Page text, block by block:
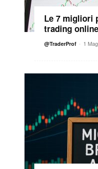
Le 7 migliori
trading
@TraderProf - 1